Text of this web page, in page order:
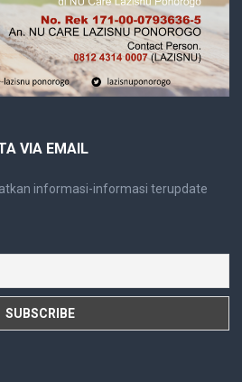
VIA EMAIL
informasi-informasi terupdate